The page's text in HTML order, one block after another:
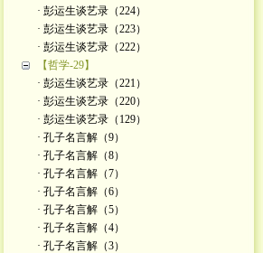
· 彭运生谈艺录（224）
· 彭运生谈艺录（223）
· 彭运生谈艺录（222）
【哲学-29】
· 彭运生谈艺录（221）
· 彭运生谈艺录（220）
· 彭运生谈艺录（129）
· 孔子名言解（9）
· 孔子名言解（8）
· 孔子名言解（7）
· 孔子名言解（6）
· 孔子名言解（5）
· 孔子名言解（4）
· 孔子名言解（3）